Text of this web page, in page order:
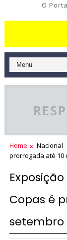
O
Home Nacional
prorrogada até 10
Copas é
setembro